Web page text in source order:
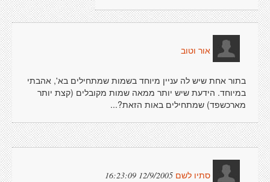
אור וטוב
בתור אחת שיש לה עניין מיוחד בשמות שמתחילים בא', אהבתי
במיוחד. הידעת שיש יותר ממאה שמות מקובלים (קצת יותר
מארכשפד) שמתחילים באות הזאת?...
סתיו לשם 12/9/2005 16:23:09